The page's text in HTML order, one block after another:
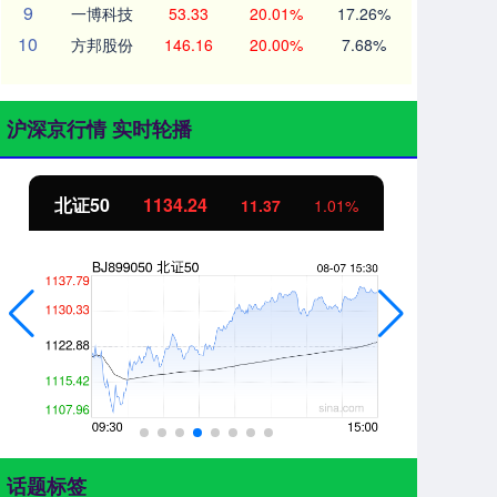
9 一博科技 53.33 20.01% 17.26%
10 方邦股份 146.16 20.00% 7.68%
沪深京行情 实时轮播
北证50 1134.24 11.37 1.01%
话题标签